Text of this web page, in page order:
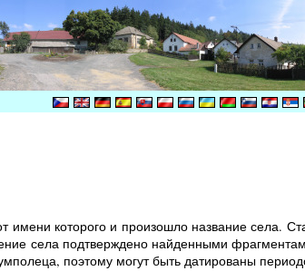
имени которого и произошло название села.
села подтверждено найденными
поэтому могут быть датированы